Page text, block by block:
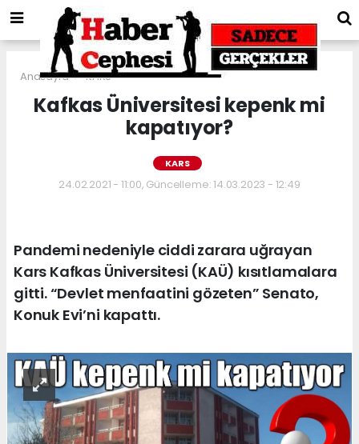
Anasayfa KARS
Kafkas Üniversitesi kepenk mi
kapatıyor?
KARS
24.02.2021 - 11:00, Güncelleme: 14.03.2023 - 12:49
Pandemi nedeniyle ciddi zarara uğrayan
Kars Kafkas Üniversitesi (KAÜ) kısıtlamalara
gitti. “Devlet menfaatini gözeten” Senato,
Konuk Evi’ni kapattı.